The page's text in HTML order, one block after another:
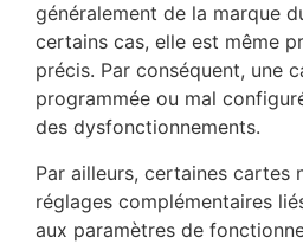
généralement de la marque
certains cas, elle est même
précis. Par conséquent, une
programmée ou mal
des dysfonctionnements.
Par ailleurs, certaines cartes
réglages complémentaires
aux paramètres de